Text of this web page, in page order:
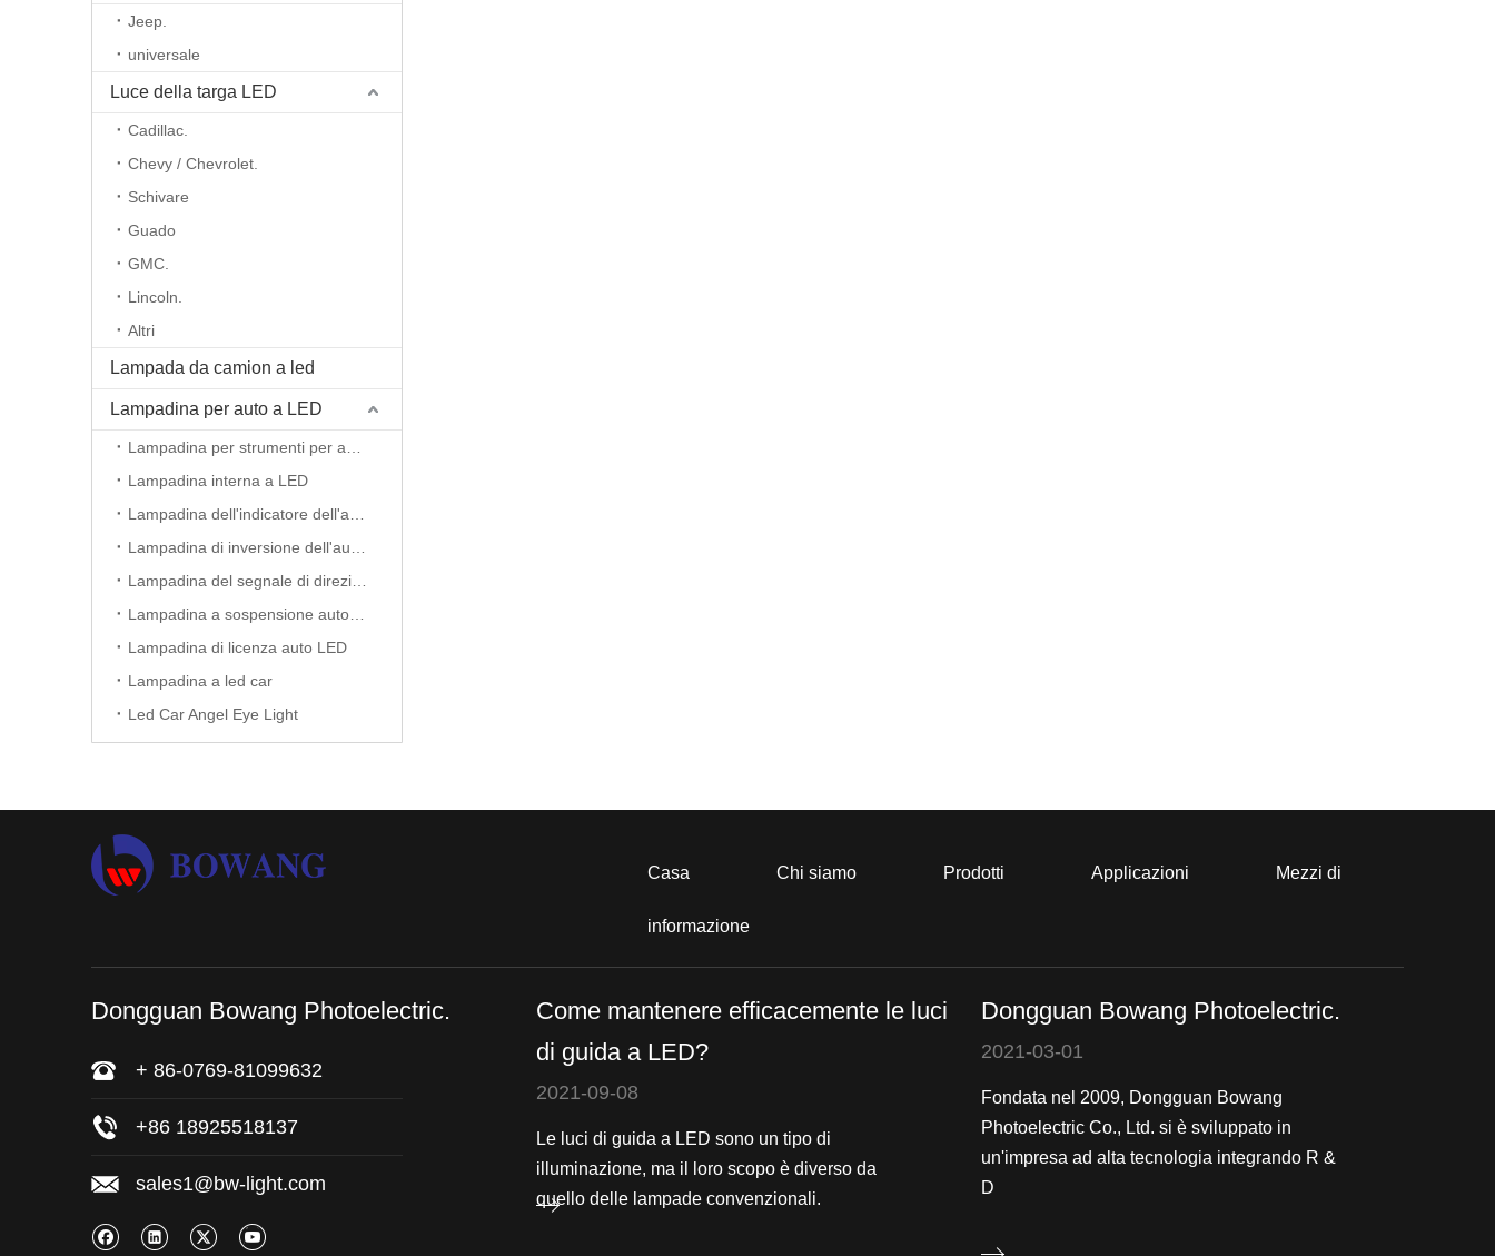
Jeep.
universale
Luce della targa LED
Cadillac.
Chevy / Chevrolet.
Schivare
Guado
GMC.
Lincoln.
Altri
Lampada da camion a led
Lampadina per auto a LED
Lampadina interna a LED
Lampadina di licenza auto LED
Lampadina a led car
Led Car Angel Eye Light
Casa Chi siamo Prodotti Applicazioni Mezzi di
informazione
Dongguan Bowang Photoelectric.
+ 86-0769-81099632
+86 18925518137
sales1@bw-light.com
Come mantenere efficacemente le luci
di guida a LED?
2021-09-08
Le luci di guida a LED sono un tipo di
illuminazione, ma il loro scopo è diverso da
quello delle lampade convenzionali.
Dongguan Bowang Photoelectric.
2021-03-01
Fondata nel 2009, Dongguan Bowang
Photoelectric Co., Ltd. si è sviluppato in
un'impresa ad alta tecnologia integrando R &
D